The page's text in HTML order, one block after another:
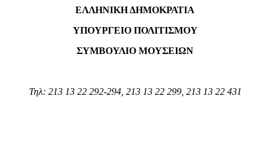
ΕΛΛΗΝΙΚΗ ΔΗΜΟΚΡΑΤΙΑ
ΥΠΟΥΡΓΕΙΟ ΠΟΛΙΤΙΣΜΟΥ
ΣΥΜΒΟΥΛΙΟ ΜΟΥΣΕΙΩΝ
Τηλ: 213 13 22 292-294, 213 13 22 299, 213 13 22 431